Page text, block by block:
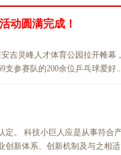
动圆满完成！
吉灵峰人才体育公园拉开帷幕 。
参赛队的200余位乒乓球爱好...
定。 科技小巨人应是从事符合
创新体系、创新机制及与之相适